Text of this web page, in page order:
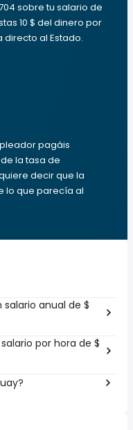
sobre tu salario de
10 $ del dinero por
directo al Estado.
pagáis
la tasa de
decir que la
lo que parecía al
anual de $
por hora de $